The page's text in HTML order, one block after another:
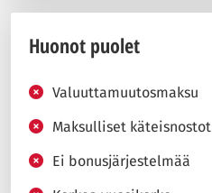
Huonot puolet
Valuuttamuutosmaksu
Maksulliset käteisnostot
Ei bonusjärjestelmää